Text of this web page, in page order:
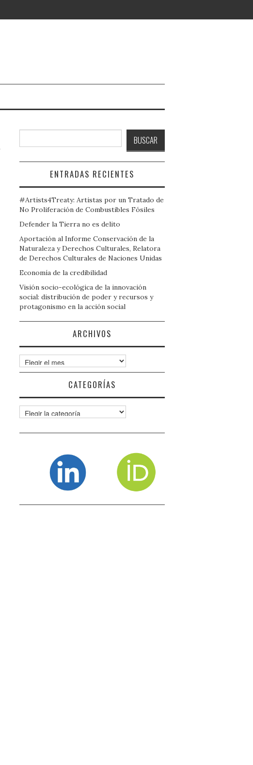
BUSCAR
ENTRADAS RECIENTES
#Artists4Treaty: Artistas por un Tratado de
No Proliferación de Combustibles Fósiles
Defender la Tierra no es delito
Aportación al Informe Conservación de la
Naturaleza y Derechos Culturales, Relatora
de Derechos Culturales de Naciones Unidas
Economía de la credibilidad
Visión socio-ecológica de la innovación
social: distribución de poder y recursos y
protagonismo en la acción social
ARCHIVOS
Archivos
CATEGORÍAS
Categorías